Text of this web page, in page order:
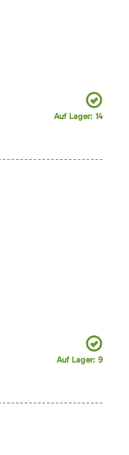
Auf Lager: 14
Auf Lager: 9